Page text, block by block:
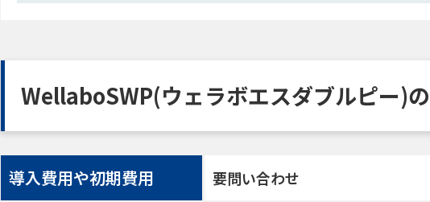
WellaboSWP(ウェラボエスダブルピー)
導入費用や初期費用 要問い合わせ